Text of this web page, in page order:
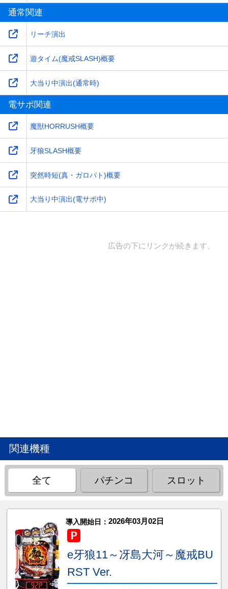
通常関連
リーチ演出
遊タイム(魔戒SLASH)概要
大当り中演出(通常時)
電サポ関連
魔獣HORRUSH概要
牙狼SLASH概要
突然時短(真・ガロパト)概要
大当り中演出(電サポ中)
広告の下にリンクが続きます。
関連機種
全て パチンコ スロット
導入開始日： 2026年03月02日
e牙狼11～冴島大河～魔戒BU
RST Ver.